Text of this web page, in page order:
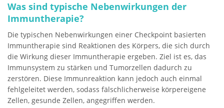
Was sind typische Nebenwirkungen der
Immuntherapie?
Die typischen Nebenwirkungen einer Checkpoint basierten
Immuntherapie sind Reaktionen des Körpers, die sich durch
die Wirkung dieser Immuntherapie ergeben. Ziel ist es, das
Immunsystem zu stärken und Tumorzellen dadurch zu
zerstören. Diese Immunreaktion kann jedoch auch einmal
fehlgeleitet werden, sodass fälschlicherweise körpereigene
Zellen, gesunde Zellen, angegriffen werden.